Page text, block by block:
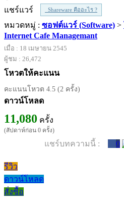
แชร์แวร์
Shareware คืออะไร ?
หมวดหมู่ : ซอฟต์แวร์ (Software) >
Internet Cafe Managemant
เมื่อ : 18 เมษายน 2545
ผู้ชม : 26,472
โหวตให้คะแนน
คะแนนโหวต 4.5 (2 ครั้ง)
ดาวน์โหลด
11,080 ครั้ง
(สัปดาห์ก่อน 0 ครั้ง)
แชร์บทความนี้ : 0
รีวิว
ดาวน์โหลด
สั่งซื้อ